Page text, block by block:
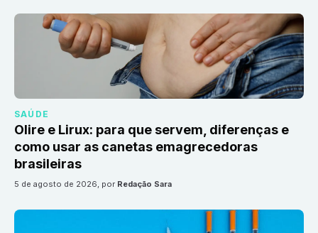
SAÚDE
Olire e Lirux: para que servem, diferenças e
como usar as canetas emagrecedoras
brasileiras
5 de agosto de 2026, por Redação Sara